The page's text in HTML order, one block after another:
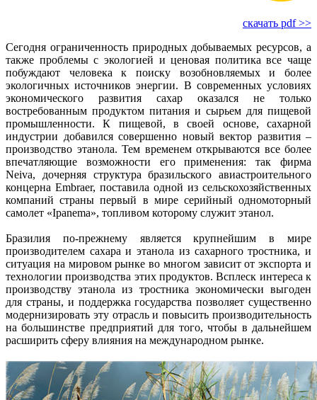
скачать pdf >>
Сегодня ограниченность природных добываемых ресурсов, а
также проблемы с экологией и ценовая политика все чаще
побуждают человека к поиску возобновляемых и более
экологичных источников энергии. В современных условиях
экономического развития сахар оказался не только
востребованным продуктом питания и сырьем для пищевой
промышленности. К пищевой, в своей основе, сахарной
индустрии добавился совершенно новый вектор развития –
производство этанола. Тем временем открываются все более
впечатляющие возможности его применения: так фирма
Neiva, дочерняя структура бразильского авиастроительного
концерна Embraer, поставила одной из сельскохозяйственных
компаний страны первый в мире серийный одномоторный
самолет «Ipanema», топливом которому служит этанол.
Бразилия по-прежнему является крупнейшим в мире
производителем сахара и этанола из сахарного тростника, и
ситуация на мировом рынке во многом зависит от экспорта и
технологии производства этих продуктов. Всплеск интереса к
производству этанола из тростника экономически выгоден
для страны, и поддержка государства позволяет существенно
модернизировать эту отрасль и повысить производительность
на большинстве предприятий для того, чтобы в дальнейшем
расширить сферу влияния на международном рынке.